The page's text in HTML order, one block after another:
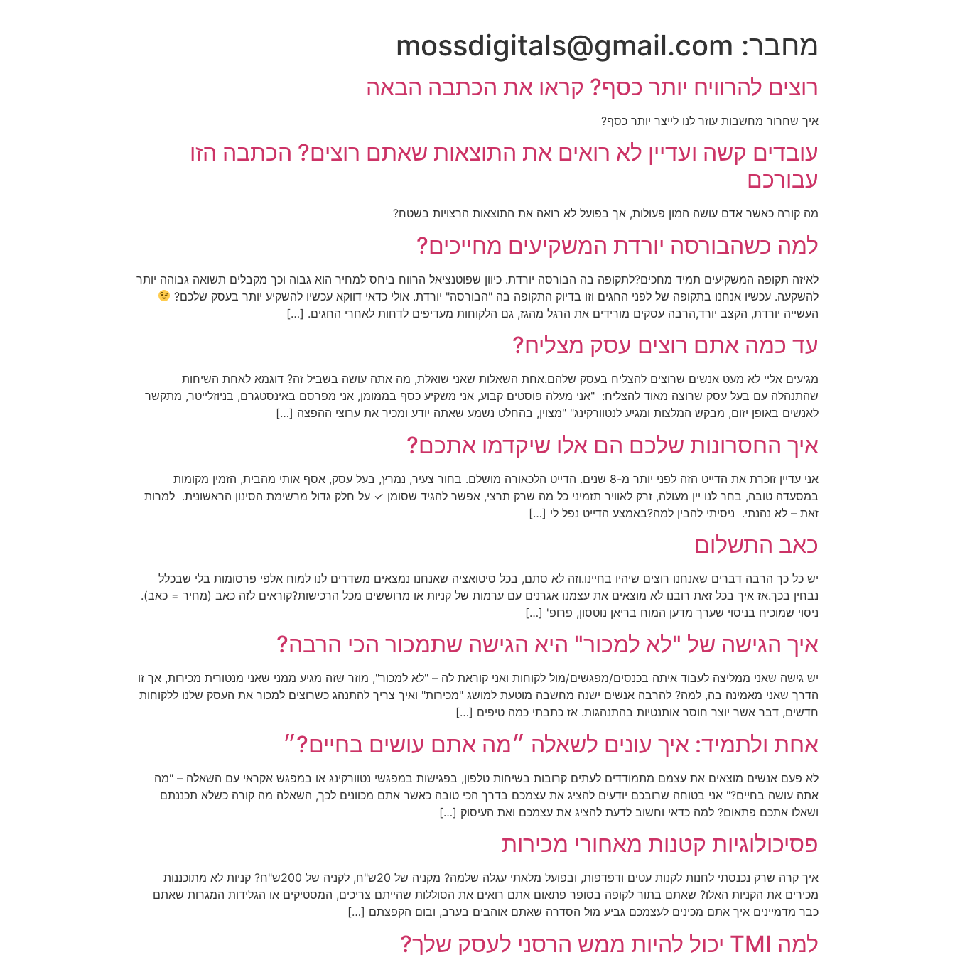
מחבר: mossdigitals@gmail.com
רוצים להרוויח יותר כסף? קראו את הכתבה הבאה
איך שחרור מחשבות עוזר לנו לייצר יותר כסף?
עובדים קשה ועדיין לא רואים את התוצאות שאתם רוצים? הכתבה הזו
עבורכם
מה קורה כאשר אדם עושה המון פעולות, אך בפועל לא רואה את התוצאות הרצויות בשטח?
למה כשהבורסה יורדת המשקיעים מחייכים?
לאיזה תקופה המשקיעים תמיד מחכים?לתקופה בה הבורסה יורדת. כיוון שפוטנציאל הרווח ביחס למחיר הוא גבוה וכך מקבלים תשואה גבוהה יותר
להשקעה. עכשיו אנחנו בתקופה של לפני החגים וזו בדיוק התקופה בה "הבורסה" יורדת. אולי כדאי דווקא עכשיו להשקיע יותר בעסק שלכם?
העשייה יורדת, הקצב יורד,הרבה עסקים מורידים את הרגל מהגז, גם הלקוחות מעדיפים לדחות לאחרי החגים. […]
עד כמה אתם רוצים עסק מצליח?
מגיעים אליי לא מעט אנשים שרוצים להצליח בעסק שלהם.אחת השאלות שאני שואלת, מה אתה עושה בשביל זה? דוגמא לאחת השיחות
שהתנהלה עם בעל עסק שרוצה מאוד להצליח: "אני מעלה פוסטים קבוע, אני משקיע כסף בממומן, אני מפרסם באינסטגרם, בניוזלייטר, מתקשר
לאנשים באופן יזום, מבקש המלצות ומגיע לנטוורקינג" "מצוין, בהחלט נשמע שאתה יודע ומכיר את ערוצי ההפצה […]
איך החסרונות שלכם הם אלו שיקדמו אתכם?
אני עדיין זוכרת את הדייט הזה לפני יותר מ-8 שנים. הדייט הלכאורה מושלם. בחור צעיר, נמרץ, בעל עסק, אסף אותי מהבית, הזמין מקומות
במסעדה טובה, בחר לנו יין מעולה, זרק לאוויר תזמיני כל מה שרק תרצי, אפשר להגיד שסומן ✓ על חלק גדול מרשימת הסינון הראשונית. למרות
זאת – לא נהנתי. ניסיתי להבין למה?באמצע הדייט נפל לי […]
כאב התשלום
יש כל כך הרבה דברים שאנחנו רוצים שיהיו בחיינו.וזה לא סתם, בכל סיטואציה שאנחנו נמצאים משדרים לנו למוח אלפי פרסומות בלי שבכלל
נבחין בכך.אז איך בכל זאת רובנו לא מוצאים את עצמנו אגרנים עם ערמות של קניות או מרוששים מכל הרכישות?קוראים לזה כאב (מחיר = כאב).
ניסוי שמוכיח בניסוי שערך מדען המוח בריאן נוטסון, פרופ' […]
איך הגישה של "לא למכור" היא הגישה שתמכור הכי הרבה?
יש גישה שאני ממליצה לעבוד איתה בכנסים/מפגשים/מול לקוחות ואני קוראת לה – "לא למכור", מוזר שזה מגיע ממני שאני מנטורית מכירות, אך זו
הדרך שאני מאמינה בה, למה? להרבה אנשים ישנה מחשבה מוטעת למושג "מכירות" ואיך צריך להתנהג כשרוצים למכור את העסק שלנו ללקוחות
חדשים, דבר אשר יוצר חוסר אותנטיות בהתנהגות. אז כתבתי כמה טיפים […]
אחת ולתמיד: איך עונים לשאלה ״מה אתם עושים בחיים?״
לא פעם אנשים מוצאים את עצמם מתמודדים לעתים קרובות בשיחות טלפון, בפגישות במפגשי נטוורקינג או במפגש אקראי עם השאלה – "מה
אתה עושה בחיים?" אני בטוחה שרובכם יודעים להציג את עצמכם בדרך הכי טובה כאשר אתם מכוונים לכך, השאלה מה קורה כשלא תכננתם
ושאלו אתכם פתאום? למה כדאי וחשוב לדעת להציג את עצמכם ואת העיסוק […]
פסיכולוגיות קטנות מאחורי מכירות
איך קרה שרק נכנסתי לחנות לקנות עטים ודפדפות, ובפועל מלאתי עגלה שלמה? מקניה של 20ש"ח, לקניה של 200ש"ח? קניות לא מתוכננות
מכירים את הקניות האלו? שאתם בתור לקופה בסופר פתאום אתם רואים את הסוללות שהייתם צריכים, המסטיקים או הגלידות המגרות שאתם
כבר מדמיינים איך אתם מכינים לעצמכם גביע מול הסדרה שאתם אוהבים בערב, ובום הקפצתם […]
למה TMI יכול להיות ממש הרסני לעסק שלך?